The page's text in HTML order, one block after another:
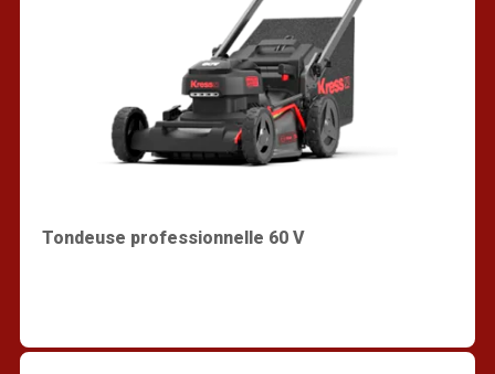
Tondeuse professionnelle 60 V